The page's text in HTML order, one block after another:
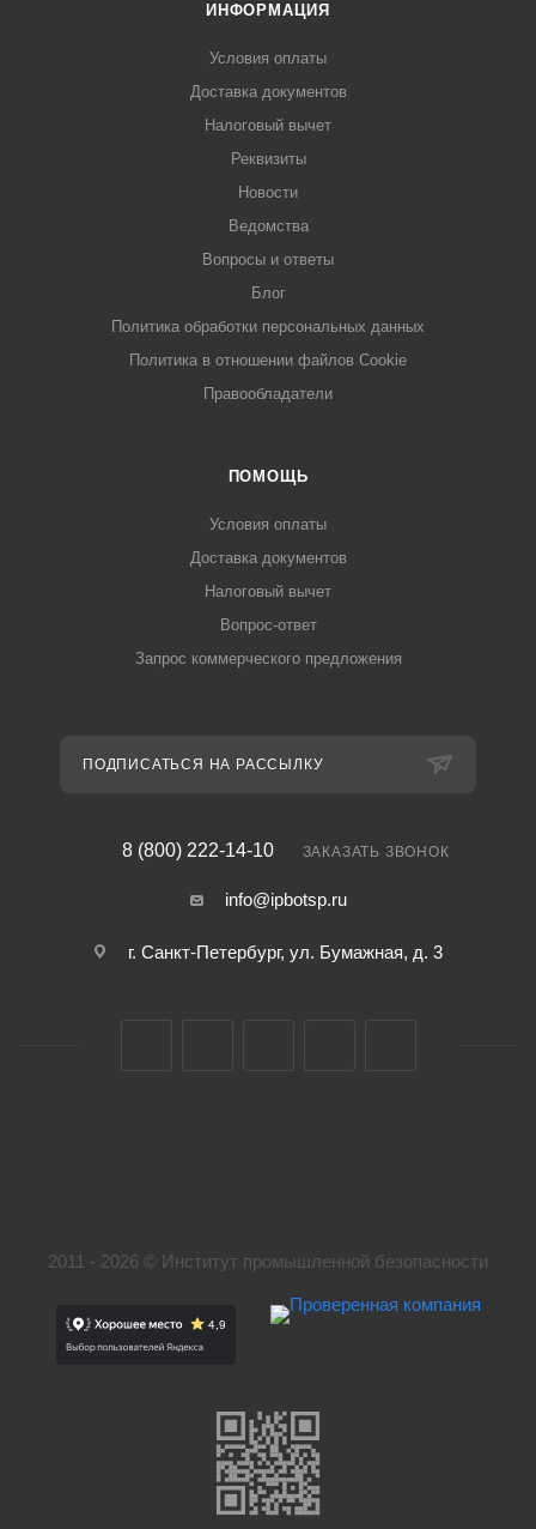
ИНФОРМАЦИЯ
Условия оплаты
Доставка документов
Налоговый вычет
Реквизиты
Новости
Ведомства
Вопросы и ответы
Блог
Политика обработки персональных данных
Политика в отношении файлов Cookie
Правообладатели
ПОМОЩЬ
Условия оплаты
Доставка документов
Налоговый вычет
Вопрос-ответ
Запрос коммерческого предложения
ПОДПИСАТЬСЯ НА РАССЫЛКУ
8 (800) 222-14-10 ЗАКАЗАТЬ ЗВОНОК
info@ipbotsp.ru
г. Санкт-Петербург, ул. Бумажная, д. 3
2011 - 2026 © Институт промышленной безопасности